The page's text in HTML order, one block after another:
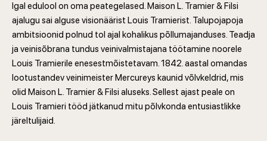
Igal edulool on oma peategelased. Maison L. Tramier & Filsi
ajalugu sai alguse visionäärist Louis Tramierist. Talupojapoja
ambitsioonid polnud tol ajal kohalikus põllumajanduses. Teadja
ja veinisõbrana tundus veinivalmistajana töötamine noorele
Louis Tramierile enesestmõistetavam. 1842. aastal omandas
lootustandev veinimeister Mercureys kaunid võlvkeldrid, mis
olid Maison L. Tramier & Filsi aluseks. Sellest ajast peale on
Louis Tramieri tööd jätkanud mitu põlvkonda entusiastlikke
järeltulijaid.